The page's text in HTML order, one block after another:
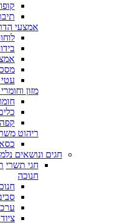
אמצעי
עטי
מזון וחומרי
ריהוט
חגים ונושאים
חגי תשרי
חנוכה